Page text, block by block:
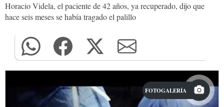
Horacio Videla, el paciente de 42 años, ya recuperado, dijo que
hace seis meses se había tragado el palillo
FOTOGALERÍA